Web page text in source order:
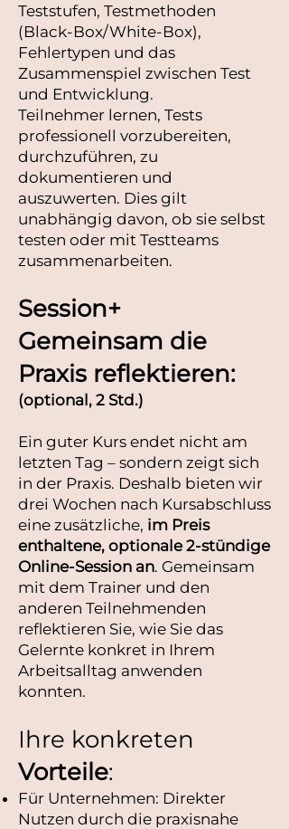
Teststufen, Testmethoden
(Black-Box/White-Box),
Fehlertypen und das
Zusammenspiel zwischen Test
und Entwicklung.
Teilnehmer lernen, Tests
professionell vorzubereiten,
durchzuführen, zu
dokumentieren und
auszuwerten. Dies gilt
unabhängig davon, ob sie selbst
testen oder mit Testteams
zusammenarbeiten.
Session+
Gemeinsam die
Praxis reflektieren:
(optional, 2 Std.)
Ein guter Kurs endet nicht am
letzten Tag – sondern zeigt sich
in der Praxis. Deshalb bieten wir
drei Wochen nach Kursabschluss
eine zusätzliche, im Preis
enthaltene, optionale 2-stündige
Online-Session an. Gemeinsam
mit dem Trainer und den
anderen Teilnehmenden
reflektieren Sie, wie Sie das
Gelernte konkret in Ihrem
Arbeitsalltag anwenden
konnten.
Ihre konkreten
Vorteile:
Für Unternehmen: Direkter
Nutzen durch die praxisnahe